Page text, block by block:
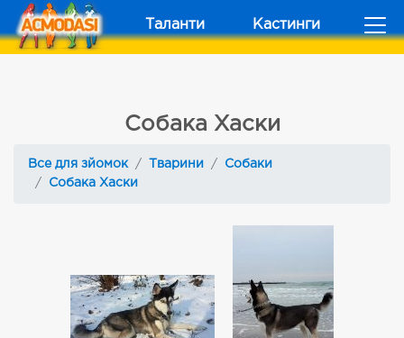
Таланти Кастинги
Собака Хаски
Все для зйомок Тварини
Собаки
Собака Хаски